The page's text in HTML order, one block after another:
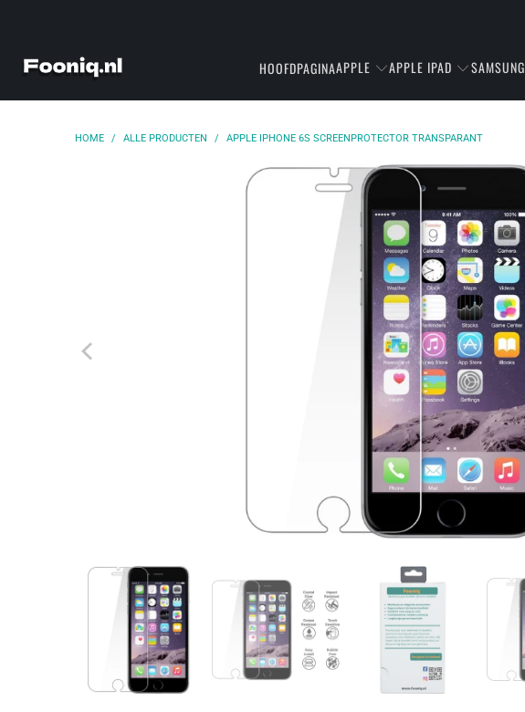
HOOFDPAGINAAPPLE APPLE IPAD SAMSUNG
HOME / ALLE PRODUCTEN / APPLE IPHONE 6S SCREENPROTECTOR TRANSPARANT